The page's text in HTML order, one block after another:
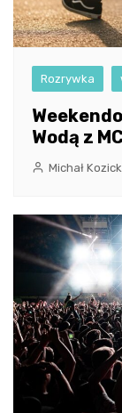
Rozrywka
Wodą z
Michał